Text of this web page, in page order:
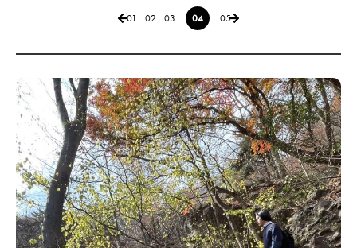
01 02 03 04 05